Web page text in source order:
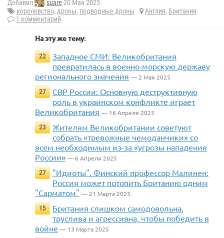
Добавил suare 20 Мая 2025
королевство, дроны, подводные дроны Англия, Британия
1 комментарий
На эту же тему:
22
Западное СМИ: Великобритания
превратилась в военно-морскую державу
регионального значения — 2 Мая 2025
27
СВР России: Основную деструктивную
роль в украинском конфликте играет
Великобритания — 16 Апреля 2025
23
Жителям Великобритании советуют
собрать «тревожные чемоданчики» со
всем необходимым из-за «угрозы нападения
России» — 6 Апреля 2025
27
"Идиоты". Финский профессор Малинен:
Россия может потопить Британию одним
"Сарматом" — 21 Марта 2025
15
Британия слишком самодовольна,
труслива и агрессивна, чтобы победить в
войне — 13 Марта 2025